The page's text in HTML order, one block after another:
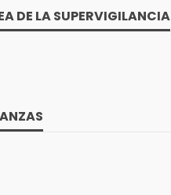
DE LA SUPERVIGILANCIA